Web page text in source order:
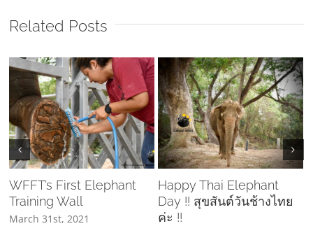
Related Posts
WFFT’s First Elephant
Training Wall
March 31st, 2021
Happy Thai Elephant
Day !! สุขสันต์วันช้างไทย
ค่ะ !!